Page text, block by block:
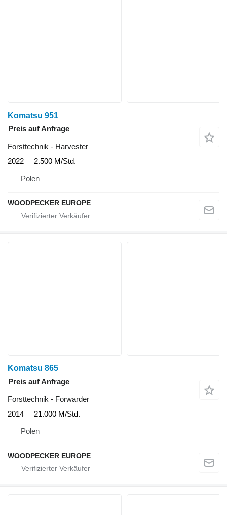
Komatsu 951
Preis auf Anfrage
Forsttechnik - Harvester
2022
2.500 M/Std.
Polen
WOODPECKER EUROPE
Komatsu 865
Preis auf Anfrage
Forsttechnik - Forwarder
2014
21.000 M/Std.
Polen
WOODPECKER EUROPE